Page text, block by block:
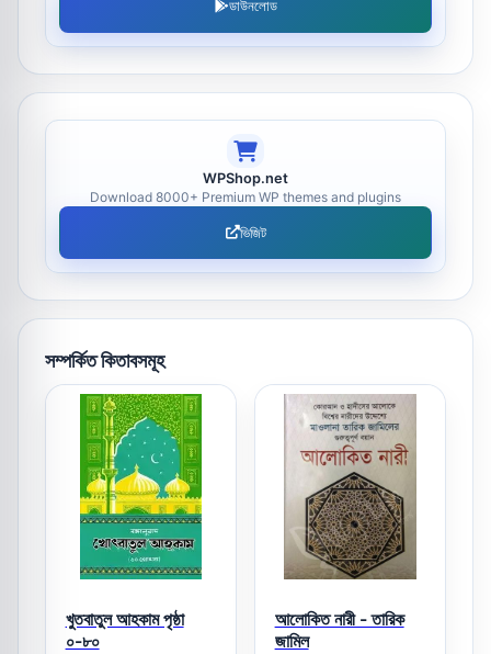
ডাউনলোড
WPShop.net
Download 8000+ Premium WP themes and plugins
ভিজিট
সম্পর্কিত কিতাবসমূহ
খুতবাতুল আহকাম পৃষ্ঠা
০-৮০
আলোকিত নারী - তারিক
জামিল